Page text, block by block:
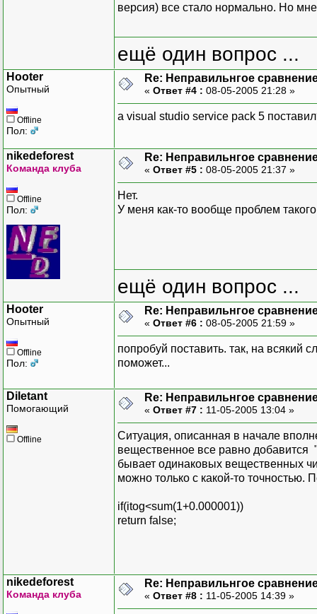
версия) все стало нормально. Но
ещё один вопрос ...
Hooter
Опытный
Offline
Пол:
Re: Неправильнгое
« Ответ #4 : 08-05-2005 21:28 »
а visual studio service pack 5
nikedeforest
Команда клуба
Offline
Пол:
Re: Неправильнгое
« Ответ #5 : 08-05-2005 21:37 »
Нет.
У меня как-то вообще проблем
ещё один вопрос ...
Hooter
Опытный
Offline
Пол:
Re: Неправильнгое
« Ответ #6 : 08-05-2005 21:59 »
попробуй поставить. так, на всякий
поможет...
Diletant
Помогающий
Offline
Re: Неправильнгое
« Ответ #7 : 11-05-2005 13:04 »
Ситуация, описанная в начале
вещественное все равно добавится
бывает одинаковых вещественных
можно только с какой-то точностью.
if(itog<sum(1+0.000001))
return false;
nikedeforest
Команда клуба
Re: Неправильнгое
« Ответ #8 : 11-05-2005 14:39 »